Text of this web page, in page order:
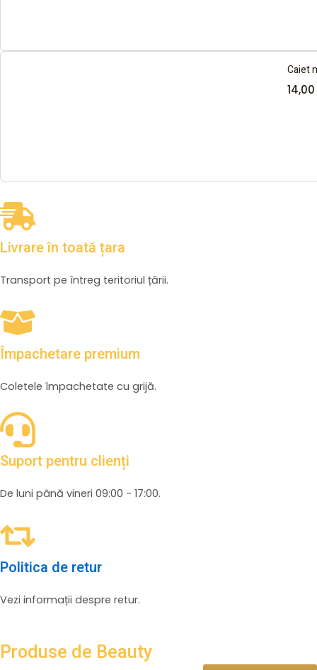
Caiet
14,00
Livrare în toată țara
Transport pe întreg teritoriul țării.
Împachetare premium
Coletele împachetate cu grijă.
Suport pentru clienți
De luni până vineri 09:00 - 17:00.
Politica de retur
Vezi informații despre retur.
Produse de Beauty